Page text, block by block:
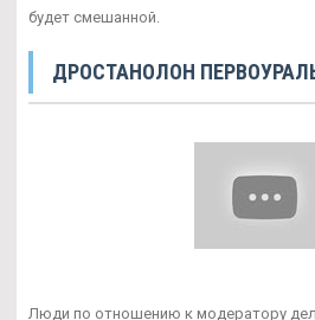
будет смешанной.
ДРОСТАНОЛОН
Люди по отношению к модератору